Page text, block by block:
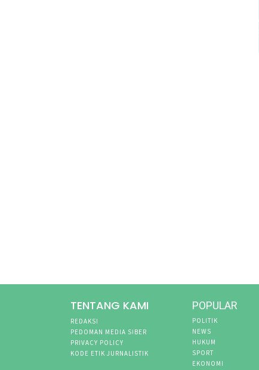
TENTANG KAMI
REDAKSI
PEDOMAN MEDIA SIBER
PRIVACY POLICY
KODE ETIK JURNALISTIK
POPULAR
POLITIK
NEWS
HUKUM
SPORT
EKONOMI